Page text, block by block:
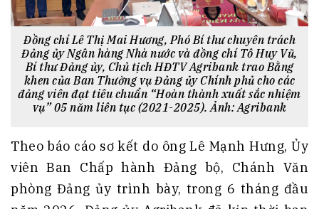
Đồng chí Lê Thị Mai Hương, Phó Bí thư chuyên trách
Đảng ủy Ngân hàng Nhà nước và đồng chí Tô Huy Vũ,
Bí thư Đảng ủy, Chủ tịch HĐTV Agribank trao Bằng
khen của Ban Thường vụ Đảng ủy Chính phủ cho các
đảng viên đạt tiêu chuẩn “Hoàn thành xuất sắc nhiệm
vụ” 05 năm liên tục (2021-2025). Ảnh: Agribank
Theo báo cáo sơ kết do ông Lê Mạnh Hưng, Ủy
viên Ban Chấp hành Đảng bộ, Chánh Văn
phòng Đảng ủy trình bày, trong 6 tháng đầu